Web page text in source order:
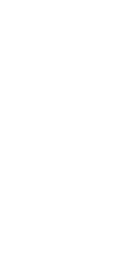
I
для
1,1 ПТ -